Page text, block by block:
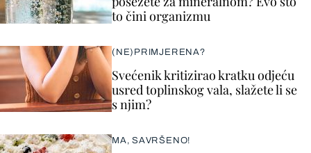
to čini organizmu
(NE)PRIMJERENA?
Svećenik kritizirao kratku odjeću
usred toplinskog vala, slažete li se
s njim?
MA, SAVRŠENO!